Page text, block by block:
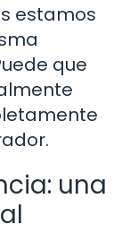
estamos
que
una